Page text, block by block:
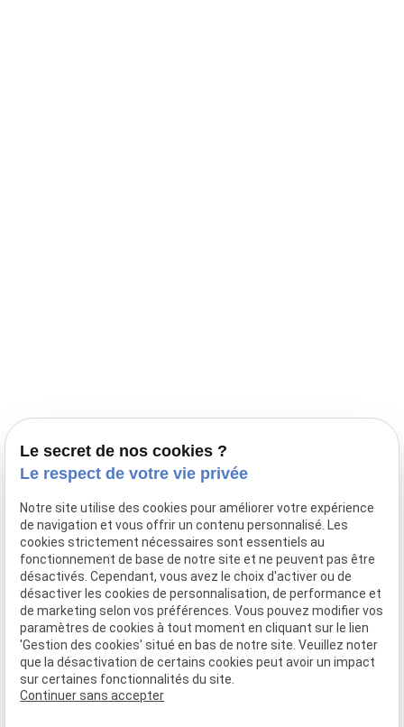
03 28 68 82 00
06 80 84 45 90
Adresse
10, chemin de Cassel
59470 BOLLEZEELE
Horaires
09:00 - 17:00
Lundi - Samedi
Le secret de nos cookies ?
Le respect de votre vie privée
Notre site utilise des cookies pour améliorer votre expérience
de navigation et vous offrir un contenu personnalisé. Les
cookies strictement nécessaires sont essentiels au
fonctionnement de base de notre site et ne peuvent pas être
désactivés. Cependant, vous avez le choix d'activer ou de
désactiver les cookies de personnalisation, de performance et
de marketing selon vos préférences. Vous pouvez modifier vos
paramètres de cookies à tout moment en cliquant sur le lien
'Gestion des cookies' situé en bas de notre site. Veuillez noter
que la désactivation de certains cookies peut avoir un impact
sur certaines fonctionnalités du site.
Continuer sans accepter